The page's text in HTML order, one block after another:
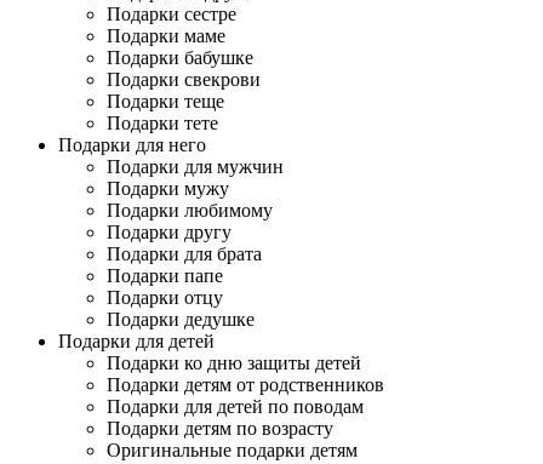
Подарки сестре
Подарки маме
Подарки бабушке
Подарки свекрови
Подарки теще
Подарки тете
Подарки для него
Подарки для мужчин
Подарки мужу
Подарки любимому
Подарки другу
Подарки для брата
Подарки папе
Подарки отцу
Подарки дедушке
Подарки для детей
Подарки ко дню защиты детей
Подарки детям от родственников
Подарки для детей по поводам
Подарки детям по возрасту
Оригинальные подарки детям